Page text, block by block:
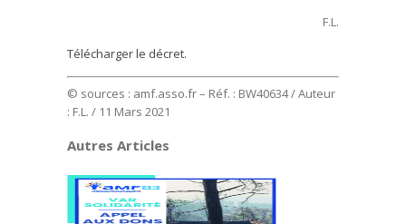
F.L.
Télécharger le décret.
© sources : amf.asso.fr – Réf. : BW40634 / Auteur
: F.L. / 11 Mars 2021
Autres Articles